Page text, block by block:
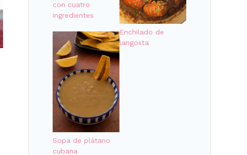
con cuatro
ingredientes
Sopa de plátano
cubana
Enchilado de
langosta